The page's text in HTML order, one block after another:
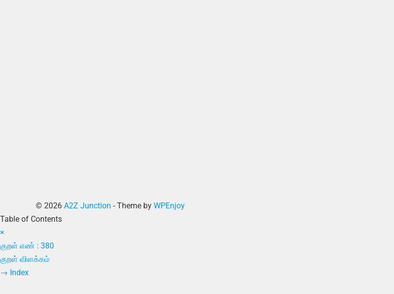
© 2026 A2Z Junction - Theme by WPEnjoy
Table of Contents
×
குறள் எண் : 380
குறள் விளக்கம்
→ Index